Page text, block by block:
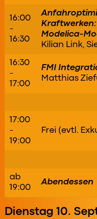
16:00
-
16:30
Kraftwerken:
Modelica-
Kilian Link,
16:30
-
17:00
FMI
Matthias
17:00
-
19:00
Frei (evtl.
ab
19:00
Abendessen
Dienstag 10.